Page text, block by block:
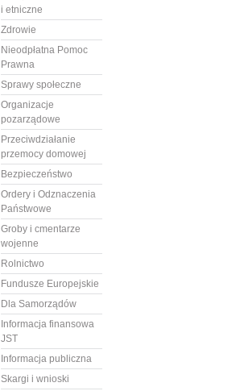
i etniczne
Zdrowie
Nieodpłatna Pomoc
Prawna
Sprawy społeczne
Organizacje
pozarządowe
Przeciwdziałanie
przemocy domowej
Bezpieczeństwo
Ordery i Odznaczenia
Państwowe
Groby i cmentarze
wojenne
Rolnictwo
Fundusze Europejskie
Dla Samorządów
Informacja finansowa
JST
Informacja publiczna
Skargi i wnioski